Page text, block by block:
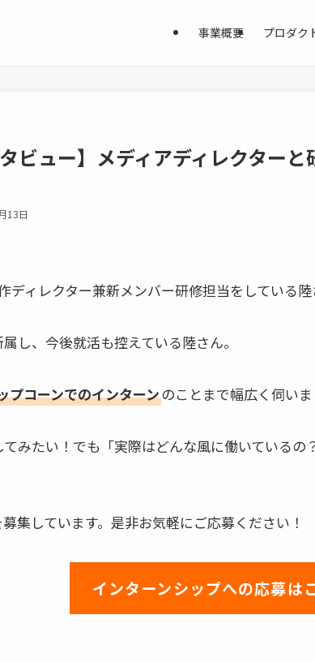
事業概要 プロダク
タビュー】メディアディレクター
13日
ディレクター兼新メンバー研修担当をしている
し、今後就活も控えている陸さん。
プコーンでのインターンのことまで幅広く伺いま
みたい！でも「実際はどんな風に働いている
集しています。是非お気軽にご応募ください！
インターンシップへの応募は